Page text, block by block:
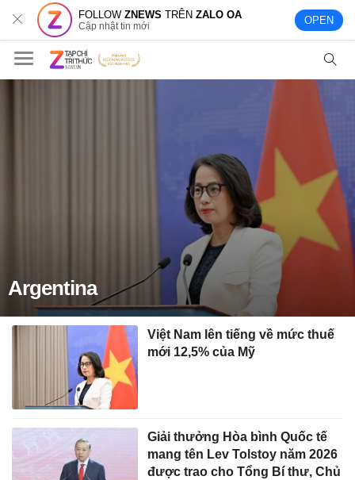
FOLLOWZNEWS TRÊNZALO OA
Cập nhật tin mới OPEN
Argentina
Việt Nam lên tiếng về mức thuế
mới 12,5% của Mỹ
Giải thưởng Hòa bình Quốc tế
mang tên Lev Tolstoy năm 2026
được trao cho Tổng Bí thư, Chủ